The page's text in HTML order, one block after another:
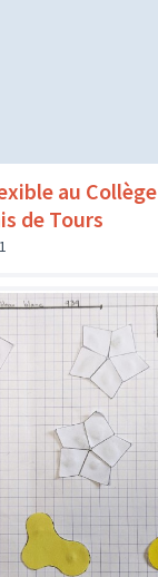
au Collège
de Tours
1